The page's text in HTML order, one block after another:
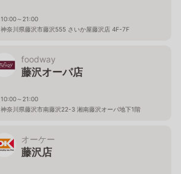
10:00～21:00
神奈川県藤沢市藤沢555 さいか屋藤沢店 4F-7F
foodway
藤沢オーパ店
10:00～21:00
神奈川県藤沢市南藤沢22-3 湘南藤沢オーパ地下1階
オーケー
藤沢店